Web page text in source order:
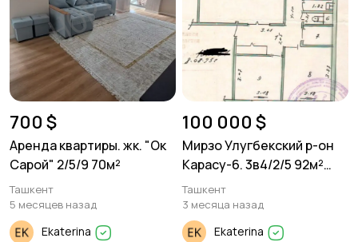
700 $
Аренда квартиры. жк. "Ок
Сарой" 2/5/9 70м²
Ташкент
5 месяцев назад
Ekaterina
100 000 $
Мирзо Улугбекский р-он
Карасу-6. 3в4/2/5 92м²
Панель.
Ташкент
3 месяца назад
Ekaterina